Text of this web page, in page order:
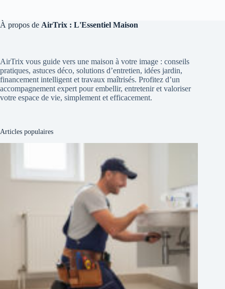
À propos de AirTrix : L'Essentiel Maison
AirTrix vous guide vers une maison à votre image : conseils
pratiques, astuces déco, solutions d’entretien, idées jardin,
financement intelligent et travaux maîtrisés. Profitez d’un
accompagnement expert pour embellir, entretenir et valoriser
votre espace de vie, simplement et efficacement.
Articles populaires